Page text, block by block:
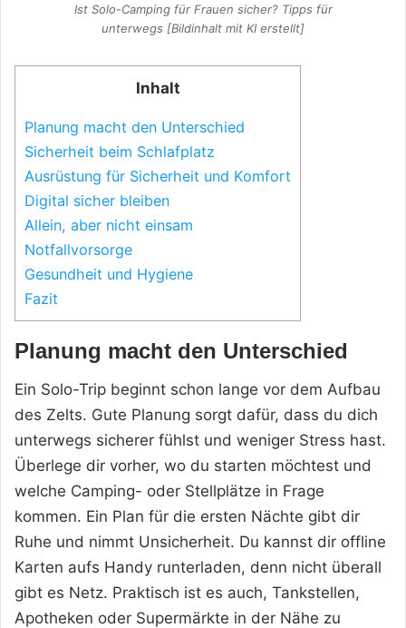
Ist Solo-Camping für Frauen sicher? Tipps für
unterwegs [Bildinhalt mit KI erstellt]
Inhalt
Planung macht den Unterschied
Sicherheit beim Schlafplatz
Ausrüstung für Sicherheit und Komfort
Digital sicher bleiben
Allein, aber nicht einsam
Notfallvorsorge
Gesundheit und Hygiene
Fazit
Planung macht den Unterschied
Ein Solo-Trip beginnt schon lange vor dem Aufbau
des Zelts. Gute Planung sorgt dafür, dass du dich
unterwegs sicherer fühlst und weniger Stress hast.
Überlege dir vorher, wo du starten möchtest und
welche Camping- oder Stellplätze in Frage
kommen. Ein Plan für die ersten Nächte gibt dir
Ruhe und nimmt Unsicherheit. Du kannst dir offline
Karten aufs Handy runterladen, denn nicht überall
gibt es Netz. Praktisch ist es auch, Tankstellen,
Apotheken oder Supermärkte in der Nähe zu